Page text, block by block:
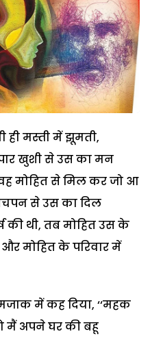
ही मस्ती में झूमती,
खुशी से उस का मन
मोहित से मिल कर जो आ
से उस का दिल
की थी, तब मोहित उस के
मोहित के परिवार में
में कह दिया, ‘‘महक
मैं अपने घर की बहू